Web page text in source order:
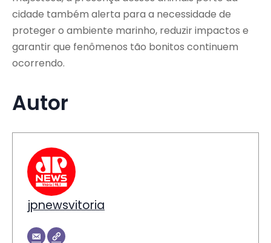
cidade também alerta para a necessidade de
proteger o ambiente marinho, reduzir impactos e
garantir que fenômenos tão bonitos continuem
ocorrendo.
Autor
jpnewsvitoria